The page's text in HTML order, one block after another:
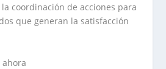
coordinación de acciones para
que generan la satisfacción
ahora